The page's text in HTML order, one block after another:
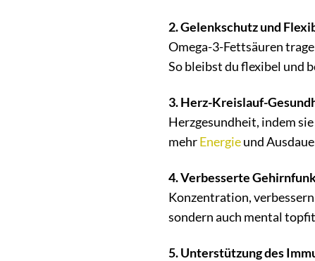
2. Gelenkschutz und
Omega-3-Fettsäuren
So bleibst du flexibel und
3. Herz-Kreislauf-
Herzgesundheit, indem
mehrEnergieund
4. Verbesserte
Konzentration,
sondern auch mental
5. Unterstützung des